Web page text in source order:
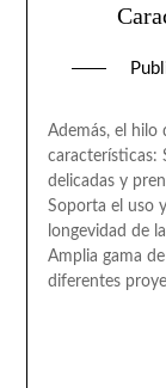
Además, el hilo
características:
delicadas y
Soporta el uso
longevidad de
Amplia gama
diferentes